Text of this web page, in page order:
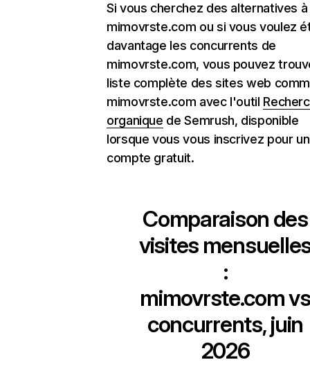
Si vous cherchez des alternatives à
mimovrste.com ou si vous voulez
davantage les concurrents de
mimovrste.com, vous pouvez
liste complète des sites web
mimovrste.com avec l'outil
organique de Semrush, disponible
lorsque vous vous inscrivez pour un
compte gratuit.
Comparaison des
visites
:
mimovrste.comvs
concurrents, juin
2026